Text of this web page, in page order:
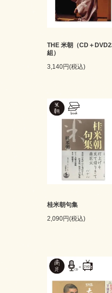
THE 米朝（CD＋
組）
3,140円(税込)
桂米朝句集
2,090円(税込)